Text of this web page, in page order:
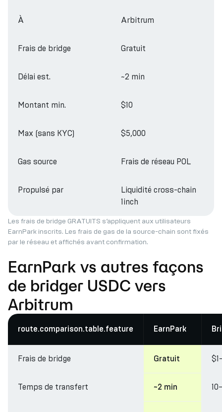
À Arbitrum
Frais de bridge Gratuit
Délai est. ~2 min
Montant min. $10
Max (sans KYC) $5,000
Gas source Frais de réseau POL
Propulsé par
Liquidité cross-chain
1inch
Les frais de bridge GRATUITS s’appliquent aux utilisateurs
EarnPark inscrits. Les frais de gas de la source-chain sont fixés
par le réseau et affichés avant confirmation.
EarnPark vs autres façons
de bridger USDC vers
Arbitrum
route.comparison.table.feature EarnPark
Frais de bridge Gratuit
Temps de transfert ~2 min